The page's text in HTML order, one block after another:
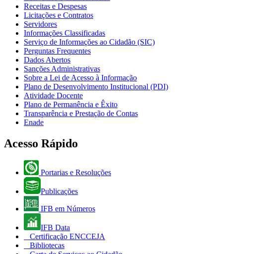
Receitas e Despesas
Licitações e Contratos
Servidores
Informações Classificadas
Serviço de Informações ao Cidadão (SIC)
Perguntas Frequentes
Dados Abertos
Sanções Administrativas
Sobre a Lei de Acesso à Informação
Plano de Desenvolvimento Institucional (PDI)
Atividade Docente
Plano de Permanência e Êxito
Transparência e Prestação de Contas
Enade
Acesso Rápido
Portarias e Resoluções
Publicações
IFB em Números
IFB Data
Certificação ENCCEJA
Bibliotecas